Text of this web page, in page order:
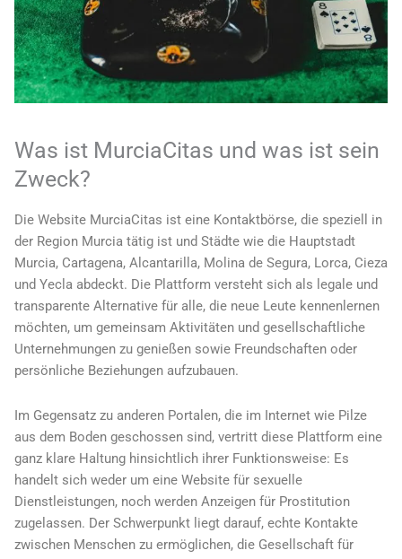
Was ist MurciaCitas und was ist sein
Zweck?
Die Website MurciaCitas ist eine Kontaktbörse, die speziell in
der Region Murcia tätig ist und Städte wie die Hauptstadt
Murcia, Cartagena, Alcantarilla, Molina de Segura, Lorca, Cieza
und Yecla abdeckt. Die Plattform versteht sich als legale und
transparente Alternative für alle, die neue Leute kennenlernen
möchten, um gemeinsam Aktivitäten und gesellschaftliche
Unternehmungen zu genießen sowie Freundschaften oder
persönliche Beziehungen aufzubauen.
Im Gegensatz zu anderen Portalen, die im Internet wie Pilze
aus dem Boden geschossen sind, vertritt diese Plattform eine
ganz klare Haltung hinsichtlich ihrer Funktionsweise: Es
handelt sich weder um eine Website für sexuelle
Dienstleistungen, noch werden Anzeigen für Prostitution
zugelassen. Der Schwerpunkt liegt darauf, echte Kontakte
zwischen Menschen zu ermöglichen, die Gesellschaft für